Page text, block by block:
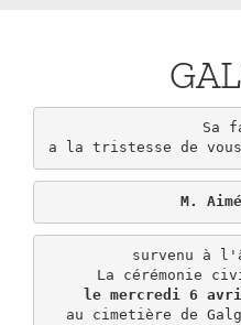
Sa
a la tristesse de
M. Aimé
survenu à
le mercredi 6
au cimetière de